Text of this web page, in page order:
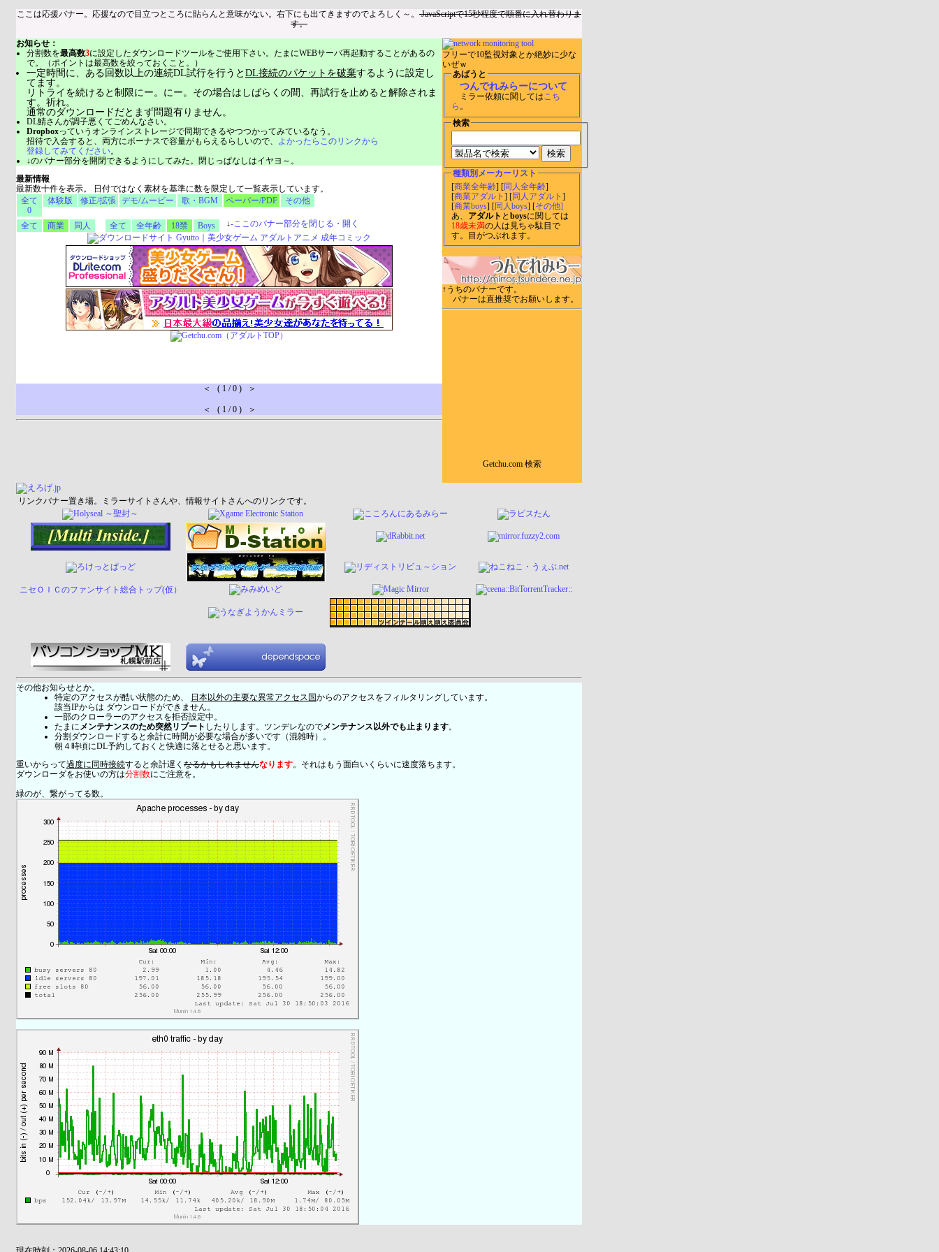
ここは応援バナー。応援なので目立つところに貼らんと意味がない。右下にも出てきますのでよろしく～。 JavaScriptで15秒程度で順番に入れ替わりま
す。
フリーで10監視対象とか絶妙に少な
いぜｗ
あばうと
つんでれみらーについて
ミラー依頼に関してはこち
ら 。
検索
種類別メーカーリスト
[商業全年齢 ] [同人全年齢]
[商業アダルト ] [同人アダルト ]
[商業boys] [同人boys ] [その他]
あ、 アダルト とboysに関しては
18歳未満の人は見ちゃ駄目で
す。目がつぶれます。
↑うちのバナーです。
バナーは直推奨でお願いします。
Getchu.com 検索
お知らせ：
分割数を最高数3に設定したダウンロードツールをご使用下さい。たまにWEBサーバ再起動することがあるの
で。（ポイントは最高数を絞っておくこと。）
一定時間に、ある回数以上の連続DL試行を行うとDL接続のパケットを破棄するように設定し
てます。
リトライを続けると制限にー。にー。その場合はしばらくの間、再試行を止めると解除されま
す。祈れ。
通常のダウンロードだとまず問題有りません。
DL鯖さんが調子悪くてごめんなさい。
Dropboxっていうオンラインストレージで同期できるやつつかってみているなう。
招待で入会すると、両方にボーナスで容量がもらえるらしいので、 よかったらこのリンクから
登録してみてください。
↓のバナー部分を開閉できるようにしてみた。閉じっぱなしはイヤヨ～。
最新情報
最新数十件を表示。 日付ではなく素材を基準に数を限定して一覧表示しています。
全て
0
体験版 修正/拡張 デモ/ムービー 歌・BGM ペーパー/PDF その他
全て 商業 同人 全て 全年齢 18禁 Boys ↓-ここのバナー部分を閉じる・開く
＜ ( 1 / 0 ) ＞
＜ ( 1 / 0 ) ＞
リンクバナー置き場。ミラーサイトさんや、情報サイトさんへのリンクです。
ニセＯＩＣのファンサイト総合トップ(仮）
その他お知らせとか。
特定のアクセスが酷い状態のため、
日本以外の主要な異常アクセス国からのアクセスをフィルタリングしています。
該当IPからは ダウンロードができません。
一部のクローラーのアクセスを拒否設定中。
たまにメンテナンスのため突然リブート したりします。ツンデレなのでメンテナンス以外でも止まります。
分割ダウンロードすると余計に時間が必要な場合が多いです（混雑時）。
朝４時頃にDL予約しておくと快適に落とせると思います。
重いからって過度に同時接続すると余計遅く なるかもしれませんなります。それはもう面白いくらいに速度落ちます。
ダウンローダをお使いの方は分割数にご注意を。
緑のが、繋がってる数。